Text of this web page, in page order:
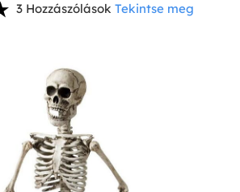
3 Hozzászólások Tekintse meg